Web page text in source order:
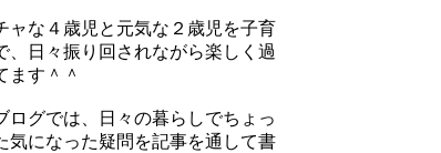
ャな４歳児と元気な２歳児を子育
、日々振り回されながら楽しく過
ます＾＾
ログでは、日々の暮らしでちょっ
気になった疑問を記事を通して書